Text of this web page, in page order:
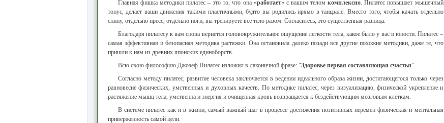
Главная фишка методики пилатес – это то, что она «работает» с вашим теломкомплексно . Пилатес повышает мышечный
тонус, делает ваши движения такими пластичными, будто вы родились прямо в танцзале. Вместо того, чтобы качать отдельно
спину, отдельно пресс, отдельно ноги, вы тренируете все тело разом. Согласитесь, это существенная разница.
Благодаря пилатесу к вам снова вернется головокружительное ощущение легкости тела, какое было у вас в юности. Пилатес –
самая эффективная и безопасная методика растяжки. Она остановила далеко позади все другие похожие методики, даже те, что
пришли к нам из древних японских единоборств.
Всю свою философию Джозеф Пилатес изложил в лаконичной фразе: "Здоровье первая составляющая счастья".
Согласно методу пилатес, развитие человека заключается в ведении идеального образа жизни, достигающегося только через
равновесие физических, умственных и духовных качеств. По методике пилатес, через визуализацию, физической укрепление и
растяжение мышц тела, умственна и энергия и очищенная кровь возвращается к бездействующим мозговым клеткам.
В системе пилатес как и в жизни, самый важный шаг в процессе достижения позитивных перемен физическая и ментальная
приверженность самой цели.